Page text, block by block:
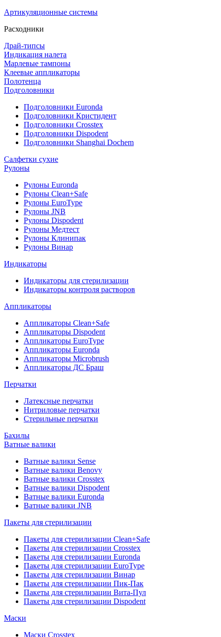
Артикуляционные системы
Расходники
Драй-типсы
Индикация налета
Марлевые тампоны
Клеевые аппликаторы
Полотенца
Подголовники
Подголовники Euronda
Подголовники Кристидент
Подголовники Crosstex
Подголовники Dispodent
Подголовники Shanghai Dochem
Салфетки сухие
Рулоны
Рулоны Euronda
Рулоны Clean+Safe
Рулоны EuroType
Рулоны JNB
Рулоны Dispodent
Рулоны Медтест
Рулоны Клинипак
Рулоны Винар
Индикаторы
Индикаторы для стерилизации
Индикаторы контроля растворов
Аппликаторы
Аппликаторы Clean+Safe
Аппликаторы Dispodent
Аппликаторы EuroType
Аппликаторы Euronda
Аппликаторы Microbrush
Аппликаторы ДС Браш
Перчатки
Латексные перчатки
Нитриловые перчатки
Стерильные перчатки
Бахилы
Ватные валики
Ватные валики Sense
Ватные валики Benovy
Ватные валики Crosstex
Ватные валики Dispodent
Ватные валики Euronda
Ватные валики JNB
Пакеты для стерилизации
Пакеты для стерилизации Clean+Safe
Пакеты для стерилизации Crosstex
Пакеты для стерилизации Euronda
Пакеты для стерилизации EuroType
Пакеты для стерилизации Винар
Пакеты для стерилизации Пик-Пак
Пакеты для стерилизации Вита-Пул
Пакеты для стерилизации Dispodent
Маски
Маски Crosstex